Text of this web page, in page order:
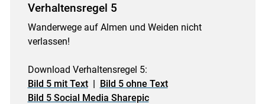
Verhaltensregel 5
Wanderwege auf Almen und Weiden nicht
verlassen!
Download Verhaltensregel 5:
Bild 5 mit Text| Bild 5 ohne Text
Bild 5 Social Media Sharepic